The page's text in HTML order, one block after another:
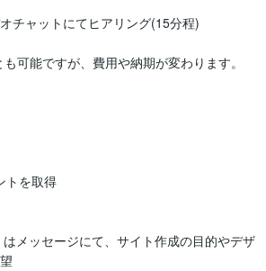
チャットにてヒアリング(15分程)
可能ですが、費用や納期が変わります。
トを取得